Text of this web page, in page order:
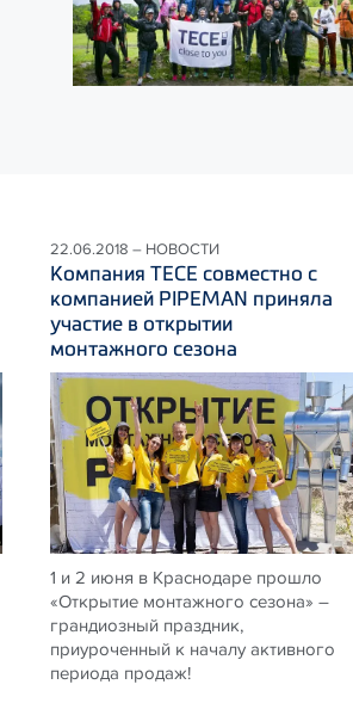
22.06.2018 – НОВОСТИ
Компания ТЕСЕ совместно с
компанией PIPEMAN приняла
участие в открытии
монтажного сезона
1 и 2 июня в Краснодаре прошло
«Открытие монтажного сезона» –
грандиозный праздник,
приуроченный к началу активного
периода продаж!